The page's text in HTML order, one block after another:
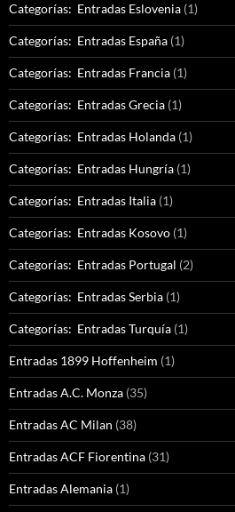
Categorías: Entradas Eslovenia (1)
Categorías: Entradas España (1)
Categorías: Entradas Francia (1)
Categorías: Entradas Grecia (1)
Categorías: Entradas Holanda (1)
Categorías: Entradas Hungría (1)
Categorías: Entradas Italia (1)
Categorías: Entradas Kosovo (1)
Categorías: Entradas Portugal (2)
Categorías: Entradas Serbia (1)
Categorías: Entradas Turquía (1)
Entradas 1899 Hoffenheim (1)
Entradas A.C. Monza (35)
Entradas AC Milan (38)
Entradas ACF Fiorentina (31)
Entradas Alemania (1)